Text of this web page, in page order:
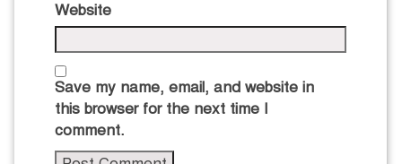
Website
Save my name, email, and website in
this browser for the next time I
comment.